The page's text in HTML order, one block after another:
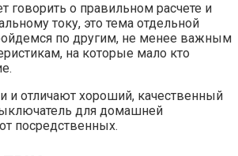
говорить о правильном расчете и
току, это тема отдельной
по другим, не менее важным
на которые мало кто
и отличают хороший, качественный
для домашней
посредственных.